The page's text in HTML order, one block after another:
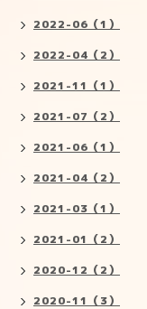
2022-06（1）
2022-04（2）
2021-11（1）
2021-07（2）
2021-06（1）
2021-04（2）
2021-03（1）
2021-01（2）
2020-12（2）
2020-11（3）